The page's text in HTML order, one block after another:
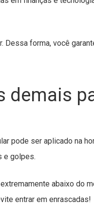
forma, você
demais
pode ser aplicado na
e golpes.
abaixo do
entrar em enrascadas!